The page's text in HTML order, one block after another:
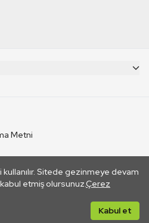
Sitede gezinmeye devam
kabul etmiş olursunuz.Çerez
Kabul et
Metni
Bağlantı yoluyla gidilen dış